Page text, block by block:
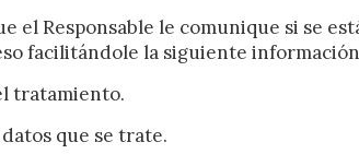
el Responsable le comunique si se
facilitándole la siguiente
tratamiento.
que se trate.